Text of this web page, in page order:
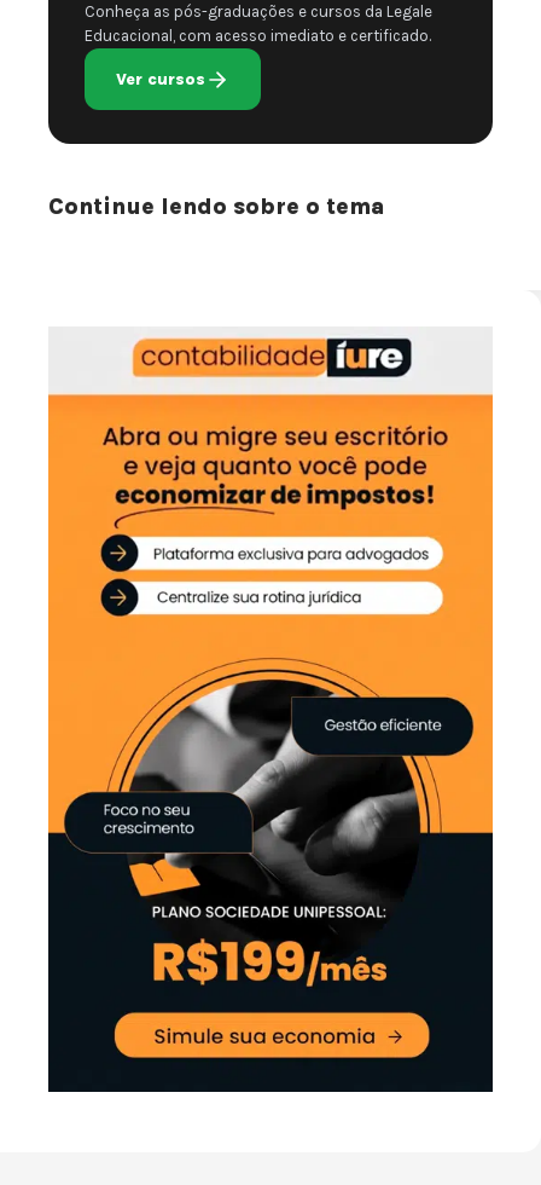
Conheça as pós-graduações e cursos da Legale
Educacional, com acesso imediato e certificado.
Ver cursos
Continue lendo sobre o tema